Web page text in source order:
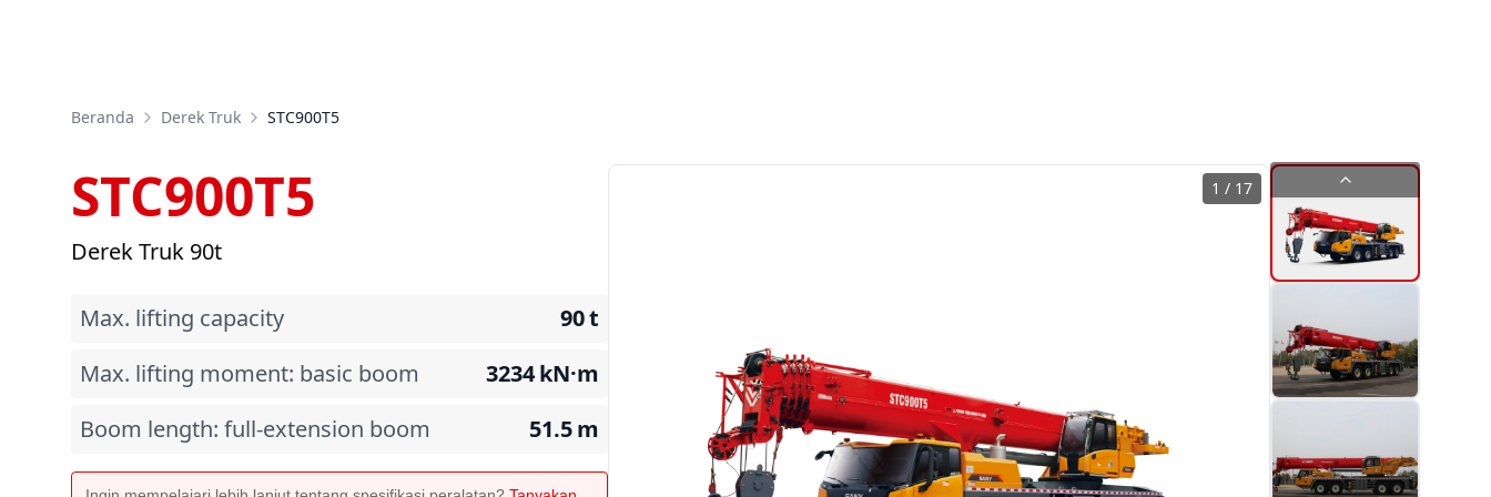
Beranda Derek Truk STC900T5
STC900T5
Derek Truk 90t
Max. lifting capacity 90t
Max. lifting moment: basic boom
3234kN·m
Boom length: full-extension boom
51.5m
1 / 17